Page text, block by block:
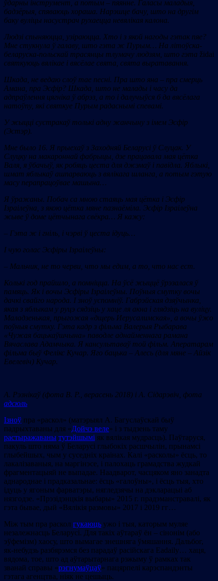
ўдарны інструмент, а потым – пяянне. Галасы маладыя,
бадзёрыя, спяваюць хораша. Нарэшце бачу, што на другім
баку вуліцы насустрач рухаецца невялікая калона.
Людзі спыняюцца, узіраюцца. Хто і з якой нагоды гэтак пяе?
Мне стукнула ў галаву, што гэта ж Пурым… На літоўска-
беларуска-польскай трасянцы тлумачу людзям, што гэта židai
святкуюць вялікае і вясёлае свята, свята выратавання.
Шкада, не ведаю слоў тае песні. Пра што яна – пра смерць
Амана, пра Эсфір? Шкада, што не малады і часу да
адпраўлення цягніка ў абрэз, а то і далучыўся б да вясёлага
натоўпу, які святкуе Пурым радаснымі спевамі.
У жыцці сустракаў толькі адну жанчыну з імем Эсфір
(Эстэр).
Мне было 16. Я прыехаў з Заходняй Беларусі ў Слуцак. У
Слуцку на макароннай фабрыцы, дзе працавала мая цётка
Валя, я ўбачыў, як робяць цеста для джэмаў і павідла. Яблыкі,
шмат яблыкаў ашпарваюць з вялікага шланга, а потым гэтую
масу перапрацоўвае машына…
Я ўражаны. Побач са мною стаяць мая цётка і Эсфір
Ізраілеўна, з якою цётка мяне пазнаёміла. Эсфір Ізраілеўна
жыве ў доме цётчынага свёкра… Я кажу:
– Гэта ж і гніль, і чэрві ў цеста ідуць…
І чую голас Эсфіры Ізраілеўны:
– Мальчик, не то черви, что мы едим, а то, что нас ест.
Колькі год прайшло, а помніцца. На ўсё жыццё ўрэзалася ў
памяць. Як і вочы Эсфіры Ізраілеўны. Поўныя смутку вочы
дачкі свайго народа. І зноў успомніў. Габрэйская дзяўчынка,
якая з яблыкам у руцэ сядзіць у хаце ля акна і глядзіць на вуліцу.
Маладзенькая, прыгожая «дщерь Иерусалимская» , а вочы ўжо
поўныя смутку. Гэта кадр з фільма Валерыя Рыбарава
«Чужая бацькаўшчына» паводле аднайменнага рамана
Вячаслава Адамчыка. Я кансультаваў той фільм. Аператарам
фільма быў Фелікс Кучар. Яго бацька – Алесь (для мяне – Айзік
Евелевіч) Кучар.
А. Рэзнікаў (фота В. Р. верасень 2018) і А. Сідарэвіч , фота
адсюль
Ізноў пра «раскол» (матэрыял А. Багуслаўскай быў
падрыхтаваны для «Дойчэ веле» і з тыдзень таму
растыражаваны тутэйшымі як вялікая мудрасць). Паўтаруся,
пакуль што няма ў Беларусі глыбокіх расшчылін, прынамсі
глыбейшых, чым у суседніх краінах. Калі «расколы» ёсць, то
лакалізаваныя, на маргінэсе, і палохаць грамадства жудкай
фрагментацыяй не выпадае. Наадварот, часцяком яно занадта
аднароднае і прадказальнае: ёсць «галоўны», і ёсць тыя, хто
ідуць у ягоным фарватэры, нягледзячы на дэкларацыі аб
нязгодзе. «Прэзідэнцкія выбары» 2015 г. прадэманстравалі, як
гэта бывае, дый «Вялікія размовы» 2017 і 2019 гг…
Між тым пра раскол гукаюць ужо і тыя, каторым муляе
незалежнасць Беларусі. Для такіх аўтараў ён – сінонім (або
эўфемізм) хаосу, што вымагае знешняга ўмяшання. Дальбог,
як-небудзь разбярэмся без парадаў расійскага Eadaily… хаця,
вядома, тое, што ад аўтарытарнага рэжыму ў рамках так
званай справы «рэгнумаўцаў» пацярпелі карэспандэнты
гэтага агенцтва, ніяк не цешыць.